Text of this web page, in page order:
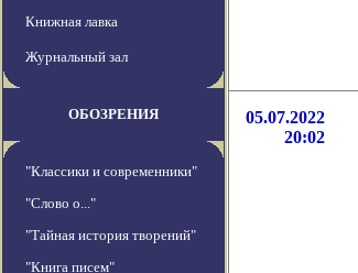
Книжная лавка
Журнальный зал
ОБОЗРЕНИЯ
"Классики и современники"
"Слово о..."
"Тайная история творений"
"Книга писем"
05.07.2022
20:02